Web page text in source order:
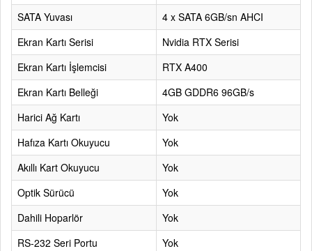
SATA Yuvası
4 x SATA 6GB/sn AHCI
Ekran Kartı Serisi
Nvidia RTX Serisi
Ekran Kartı İşlemcisi
RTX A400
Ekran Kartı Belleği
4GB GDDR6 96GB/s
Harici Ağ Kartı
Yok
Hafıza Kartı Okuyucu
Yok
Akıllı Kart Okuyucu
Yok
Optik Sürücü
Yok
Dahili Hoparlör
Yok
RS-232 Seri Portu
Yok